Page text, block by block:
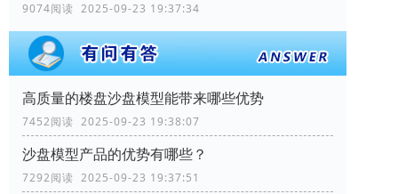
9074阅读 2025-09-23 19:37:34
高质量的楼盘沙盘模型能带来哪些优势
7452阅读 2025-09-23 19:38:07
沙盘模型产品的优势有哪些？
7292阅读 2025-09-23 19:37:51